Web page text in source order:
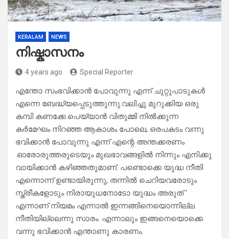
KERALAM NEWS
നിഷ്കാസനം
4 years ago Special Reporter
എന്തോ സംഭവിക്കാൻ പോവുന്നു എന്ന് ചുറ്റുപാടുകൾ
എന്നെ ബേദ്ധ്യപ്പെടുത്തുന്നു.വലിച്ചു മുറുക്കിയ ഒരു
കമ്പി കണക്കേ.പെയ്യാൻ വിതുമ്മി നിൽക്കുന്ന
കർമേഘം നിറഞ്ഞ ആകാശം പോലെ, ഒരപകടം വന്നു
ഭവിക്കാൻ പോവുന്നു എന്ന് എന്റെ അന്തക്കരണം
.ഓരോരുത്തരുടെയും മുഖഭാവങ്ങളിൽ നിന്നും എനിക്കു
വായിക്കാൻ കഴിഞ്ഞതുമാണ്. പണ്ടൊക്കെ യുദ്ധ നീതി
എന്നൊന്ന് ഉണ്ടായിരുന്നു, തന്നിൽ ചെറിയവരോടും
സ്ത്രീകളോടും നിരായുധനോടോ യുദ്ധം അരുത് ‘
എന്നാണ് നിയമം എന്നാൽ ഇന്നങ്ങിനെയൊന്നില്ല.
നീതിയില്ലെന്നു സാരം. എന്നാലും ഇങ്ങനെയൊക്കെ
വന്നു ഭവിക്കാൻ എന്താണു കാരണം.